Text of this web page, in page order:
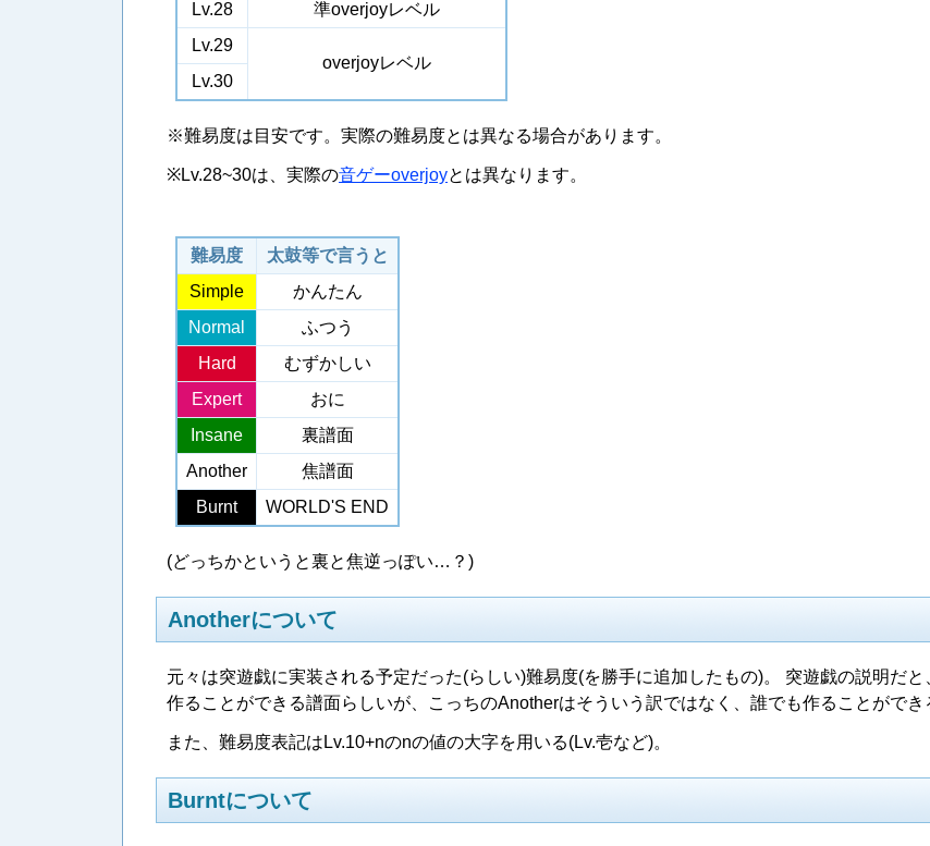
Lv.28
準overjoyレベル
Lv.29
overjoyレベル
Lv.30
※難易度は目安です。実際の難易度とは異なる場合があります。
※Lv.28~30は、実際の音ゲーoverjoyとは異なります。
難易度
太鼓等で言うと
Simple
かんたん
Normal
ふつう
Hard
むずかしい
Expert
おに
Insane
裏譜面
Another
焦譜面
Burnt
WORLD'S END
(どっちかというと裏と焦逆っぽい…？)
Anotherについて
元々は突遊戯に実装される予定だった(らしい)難易度(を勝手に追加したもの)。 突遊戯の説明だ
作ることができる譜面らしいが、こっちのAnotherはそういう訳ではなく、誰でも作ることができ
また、難易度表記はLv.10+nのnの値の大字を用いる(Lv.壱など)。
Burntについて